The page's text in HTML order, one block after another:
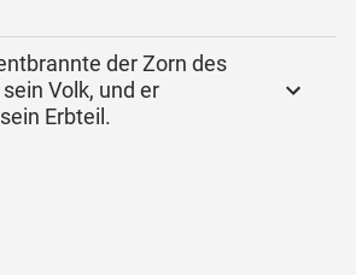
der Zorn des
Volk, und er
Erbteil.